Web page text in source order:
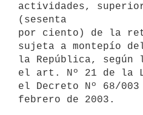
actividades,
(sesenta
por ciento) de la
sujeta a montepío
la República, según
el art. Nº 21 de la
el Decreto Nº 68/